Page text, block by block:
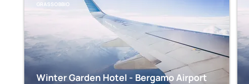
GRASSOBBIO
Winter Garden Hotel - Bergamo Airport